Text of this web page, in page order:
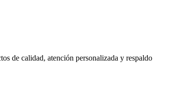
de calidad, atención personalizada y respaldo